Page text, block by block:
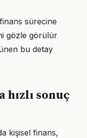
sürecine
gözle görülür
bu detay
hızlı sonuç
kişisel finans,